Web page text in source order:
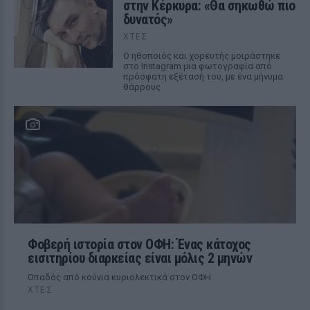
στην Κέρκυρα: «Θα σηκωθώ πιο
δυνατός»
ΧΤΕΣ
Ο ηθοποιός και χορευτής μοιράστηκε
στο Instagram μια φωτογραφία από
πρόσφατη εξέτασή του, με ένα μήνυμα
θάρρους
Φοβερή ιστορία στον ΟΦΗ: Ένας κάτοχος
εισιτηρίου διαρκείας είναι μόλις 2 μηνών
Οπαδός από κούνια κυριολεκτικά στον ΟΦΗ
ΧΤΕΣ